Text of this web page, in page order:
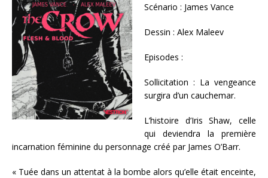
Scénario : James Vance
Dessin : Alex Maleev
Episodes :
Sollicitation : La vengeance
surgira d’un cauchemar.
L’histoire d’Iris Shaw, celle
qui deviendra la première
incarnation féminine du personnage créé par James O’Barr.
« Tuée dans un attentat à la bombe alors qu’elle était enceinte,